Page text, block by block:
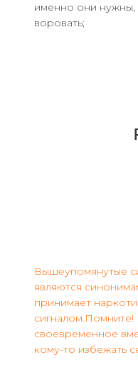
именно они нужны,
воровать;
Вышеупомянутые
являются
принимает
сигналом.Помните!
своевременное
кому-то избежать